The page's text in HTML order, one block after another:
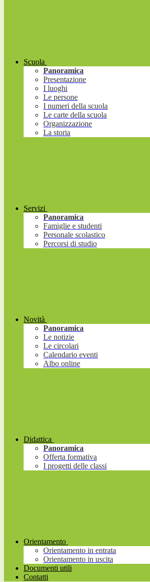
Scuola
Panoramica
Presentazione
I luoghi
Le persone
I numeri della scuola
Le carte della scuola
Organizzazione
La storia
Servizi
Panoramica
Famiglie e studenti
Personale scolastico
Percorsi di studio
Novità
Panoramica
Le notizie
Le circolari
Calendario eventi
Albo online
Didattica
Panoramica
Offerta formativa
I progetti delle classi
Orientamento
Orientamento in entrata
Orientamento in uscita
Documenti utili
Contatti